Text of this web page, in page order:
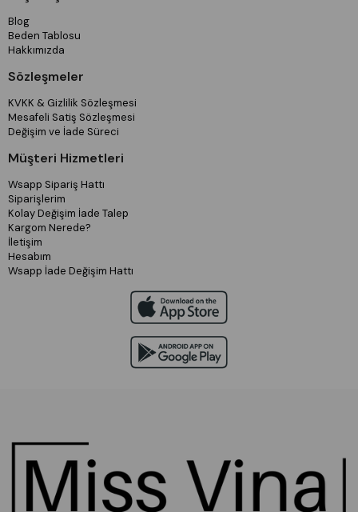
Blog
Beden Tablosu
Hakkımızda
Sözleşmeler
KVKK & Gizlilik Sözleşmesi
Mesafeli Satiş Sözleşmesi
Değişim ve İade Süreci
Müşteri Hizmetleri
Wsapp Sipariş Hattı
Siparişlerim
Kolay Değişim İade Talep
Kargom Nerede?
İletişim
Hesabım
Wsapp İade Değişim Hattı